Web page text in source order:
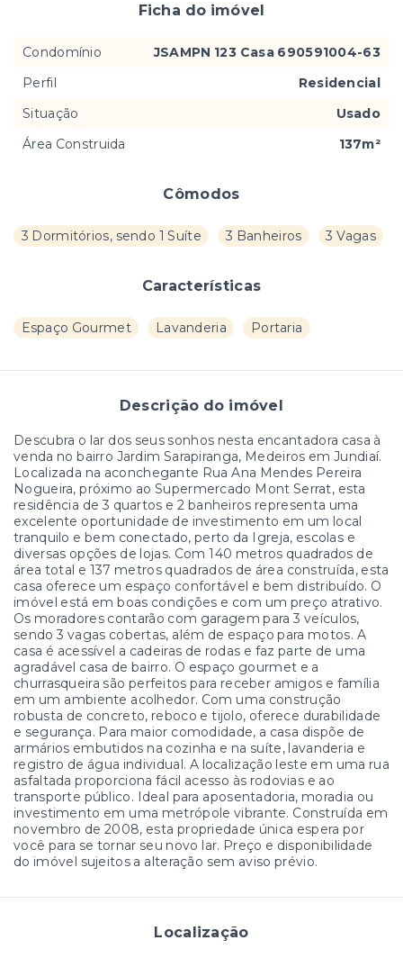
Cômodos
3 Dormitórios, sendo 1 Suíte 3 Banheiros 3 Vagas
Características
Espaço Gourmet Lavanderia Portaria
Descrição do imóvel
Descubra o lar dos seus sonhos nesta encantadora casa à
venda no bairro Jardim Sarapiranga, Medeiros em Jundiaí.
Localizada na aconchegante Rua Ana Mendes Pereira
Nogueira, próximo ao Supermercado Mont Serrat, esta
residência de 3 quartos e 2 banheiros representa uma
excelente oportunidade de investimento em um local
tranquilo e bem conectado, perto da Igreja, escolas e
diversas opções de lojas. Com 140 metros quadrados de
área total e 137 metros quadrados de área construída, esta
casa oferece um espaço confortável e bem distribuído. O
imóvel está em boas condições e com um preço atrativo.
Os moradores contarão com garagem para 3 veículos,
sendo 3 vagas cobertas, além de espaço para motos. A
casa é acessível a cadeiras de rodas e faz parte de uma
agradável casa de bairro. O espaço gourmet e a
churrasqueira são perfeitos para receber amigos e família
em um ambiente acolhedor. Com uma construção
robusta de concreto, reboco e tijolo, oferece durabilidade
e segurança. Para maior comodidade, a casa dispõe de
armários embutidos na cozinha e na suíte, lavanderia e
registro de água individual. A localização leste em uma rua
asfaltada proporciona fácil acesso às rodovias e ao
transporte público. Ideal para aposentadoria, moradia ou
investimento em uma metrópole vibrante. Construída em
novembro de 2008, esta propriedade única espera por
você para se tornar seu novo lar. Preço e disponibilidade
do imóvel sujeitos a alteração sem aviso prévio.
Localização
Ficha do imóvel
Condomínio
JSAMPN 123 Casa 690591004-63
Perfil
Residencial
Situação
Usado
Área Construida
137m²